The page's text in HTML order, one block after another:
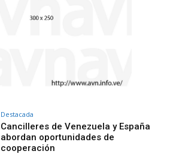
Destacada
Cancilleres de Venezuela y España
abordan oportunidades de
cooperación